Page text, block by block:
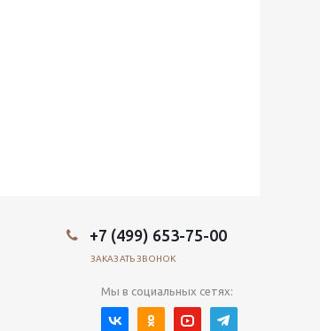
+7 (499) 653-75-00
ЗАКАЗАТЬ ЗВОНОК
Мы в социальных сетях: